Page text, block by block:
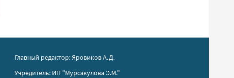
Главный редактор: Яровиков А.Д.
Учредитель: ИП "Мурсакулова Э.М."